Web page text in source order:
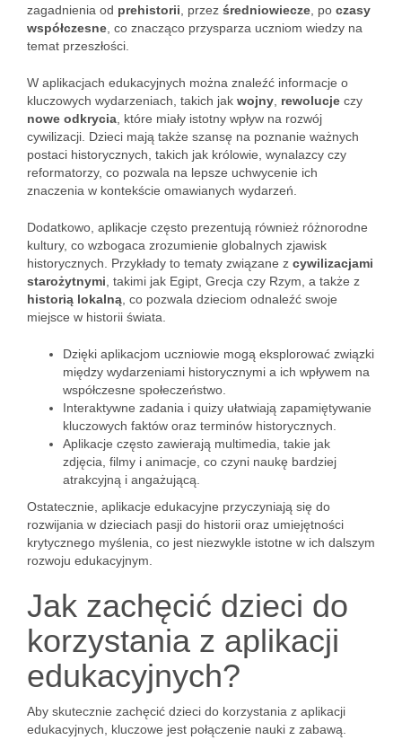
zagadnienia od prehistorii , przez średniowiecze , po czasy
współczesne , co znacząco przysparza uczniom wiedzy na
temat przeszłości.
W aplikacjach edukacyjnych można znaleźć informacje o
kluczowych wydarzeniach, takich jak wojny rewolucje czy
nowe odkrycia , które miały istotny wpływ na rozwój
cywilizacji. Dzieci mają także szansę na poznanie ważnych
postaci historycznych, takich jak królowie, wynalazcy czy
reformatorzy, co pozwala na lepsze uchwycenie ich
znaczenia w kontekście omawianych wydarzeń.
Dodatkowo, aplikacje często prezentują również różnorodne
kultury, co wzbogaca zrozumienie globalnych zjawisk
historycznych. Przykłady to tematy związane z cywilizacjami
starożytnymi , takimi jak Egipt, Grecja czy Rzym, a także z
historią lokalną , co pozwala dzieciom odnaleźć swoje
miejsce w historii świata.
Dzięki aplikacjom uczniowie mogą eksplorować związki
między wydarzeniami historycznymi a ich wpływem na
współczesne społeczeństwo.
Interaktywne zadania i quizy ułatwiają zapamiętywanie
kluczowych faktów oraz terminów historycznych.
Aplikacje często zawierają multimedia, takie jak
zdjęcia, filmy i animacje, co czyni naukę bardziej
atrakcyjną i angażującą.
Ostatecznie, aplikacje edukacyjne przyczyniają się do
rozwijania w dzieciach pasji do historii oraz umiejętności
krytycznego myślenia, co jest niezwykle istotne w ich dalszym
rozwoju edukacyjnym.
Jak zachęcić dzieci do
korzystania z aplikacji
edukacyjnych?
Aby skutecznie zachęcić dzieci do korzystania z aplikacji
edukacyjnych, kluczowe jest połączenie nauki z zabawą.